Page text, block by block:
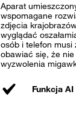
Aparat
wspomagane
zdjęcia
wyglądać
osób i telefon musi
obawiać się, że
wyzwolenia
Funkcja